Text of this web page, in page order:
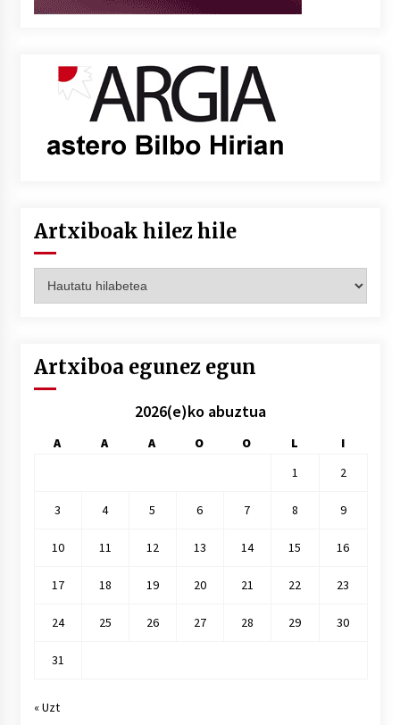
Artxiboak hilez hile
hilez
Artxiboa egunez egun
2026(e)ko abuztua
A A A O O L
I
1
2
3 4 5 6 7 8 9
10 11 12 13 14 15 16
17 18 19 20 21 22 23
24 25 26 27 28 29 30
31
« Uzt